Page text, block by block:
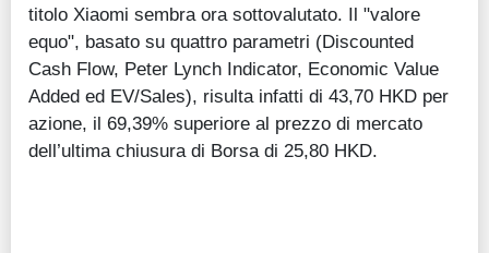
titolo Xiaomi sembra ora sottovalutato. Il "valore
equo", basato su quattro parametri (Discounted
Cash Flow, Peter Lynch Indicator, Economic Value
Added ed EV/Sales), risulta infatti di 43,70 HKD per
azione, il 69,39% superiore al prezzo di mercato
dell’ultima chiusura di Borsa di 25,80 HKD.